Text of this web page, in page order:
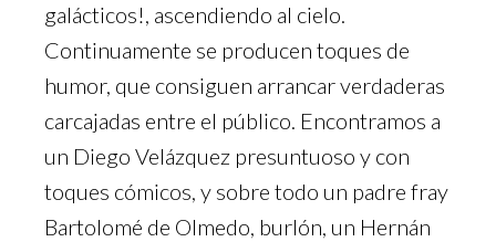
galácticos!, ascendiendo al cielo.
Continuamente se producen toques de
humor, que consiguen arrancar verdaderas
carcajadas entre el público. Encontramos a
un Diego Velázquez presuntuoso y con
toques cómicos, y sobre todo un padre fray
Bartolomé de Olmedo, burlón, un Hernán